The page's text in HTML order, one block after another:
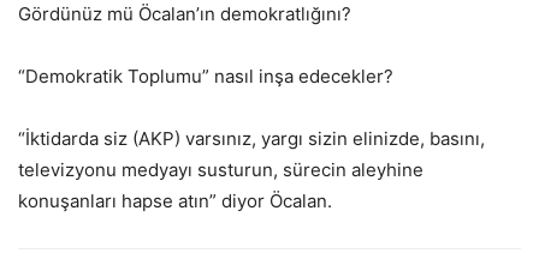
Gördünüz mü Öcalan’ın demokratlığını?
“Demokratik Toplumu” nasıl inşa edecekler?
“İktidarda siz (AKP) varsınız, yargı sizin elinizde, basını,
televizyonu medyayı susturun, sürecin aleyhine
konuşanları hapse atın” diyor Öcalan.